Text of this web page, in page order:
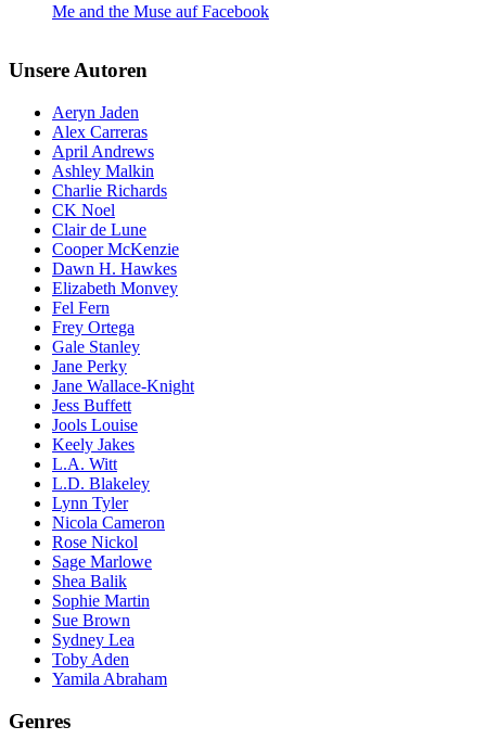
Me and the Muse auf Facebook
Unsere Autoren
Aeryn Jaden
Alex Carreras
April Andrews
Ashley Malkin
Charlie Richards
CK Noel
Clair de Lune
Cooper McKenzie
Dawn H. Hawkes
Elizabeth Monvey
Fel Fern
Frey Ortega
Gale Stanley
Jane Perky
Jane Wallace-Knight
Jess Buffett
Jools Louise
Keely Jakes
L.A. Witt
L.D. Blakeley
Lynn Tyler
Nicola Cameron
Rose Nickol
Sage Marlowe
Shea Balik
Sophie Martin
Sue Brown
Sydney Lea
Toby Aden
Yamila Abraham
Genres